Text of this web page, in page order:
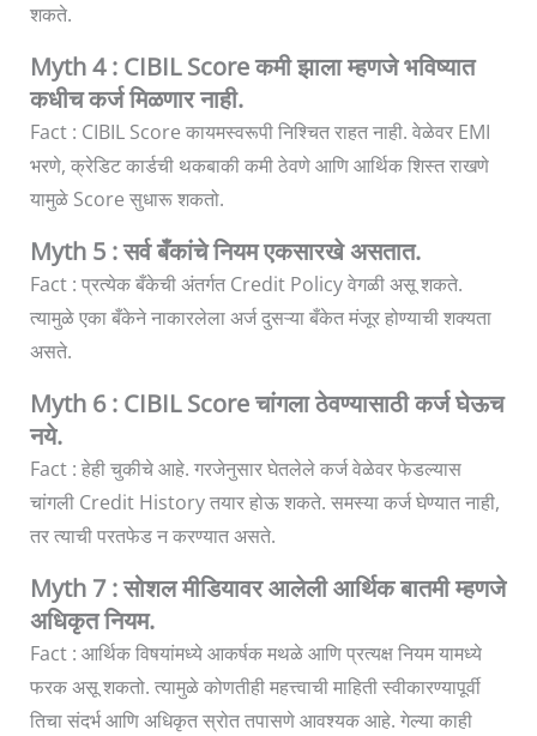
शकते.
Myth 4 : CIBIL Score कमी झाला म्हणजे भविष्यात
कधीच कर्ज मिळणार नाही.
Fact : CIBIL Score कायमस्वरूपी निश्चित राहत नाही. वेळेवर EMI
भरणे, क्रेडिट कार्डची थकबाकी कमी ठेवणे आणि आर्थिक शिस्त राखणे
यामुळे Score सुधारू शकतो.
Myth 5 : सर्व बँकांचे नियम एकसारखे असतात.
Fact : प्रत्येक बँकेची अंतर्गत Credit Policy वेगळी असू शकते.
त्यामुळे एका बँकेने नाकारलेला अर्ज दुसऱ्या बँकेत मंजूर होण्याची शक्यता
असते.
Myth 6 : CIBIL Score चांगला ठेवण्यासाठी कर्ज घेऊच
नये.
Fact : हेही चुकीचे आहे. गरजेनुसार घेतलेले कर्ज वेळेवर फेडल्यास
चांगली Credit History तयार होऊ शकते. समस्या कर्ज घेण्यात नाही,
तर त्याची परतफेड न करण्यात असते.
Myth 7 : सोशल मीडियावर आलेली आर्थिक बातमी म्हणजे
अधिकृत नियम.
Fact : आर्थिक विषयांमध्ये आकर्षक मथळे आणि प्रत्यक्ष नियम यामध्ये
फरक असू शकतो. त्यामुळे कोणतीही महत्त्वाची माहिती स्वीकारण्यापूर्वी
तिचा संदर्भ आणि अधिकृत स्रोत तपासणे आवश्यक आहे. गेल्या काही